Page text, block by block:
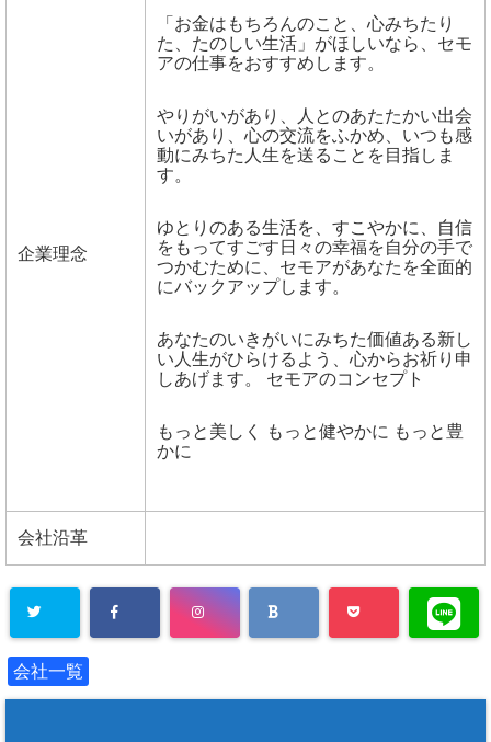
企業理念
「お金はもちろんのこと、心みちたり
た、たのしい生活」がほしいなら、セモ
アの仕事をおすすめします。
やりがいがあり、人とのあたたかい出会
いがあり、心の交流をふかめ、いつも感
動にみちた人生を送ることを目指しま
す。
ゆとりのある生活を、すこやかに、自信
をもってすごす日々の幸福を自分の手で
つかむために、セモアがあなたを全面的
にバックアップします。
あなたのいきがいにみちた価値ある新し
い人生がひらけるよう、心からお祈り申
しあげます。 セモアのコンセプト
もっと美しく もっと健やかに もっと豊
かに
会社沿革
会社一覧